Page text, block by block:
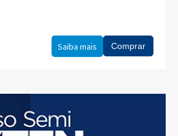
Saiba mais Comprar